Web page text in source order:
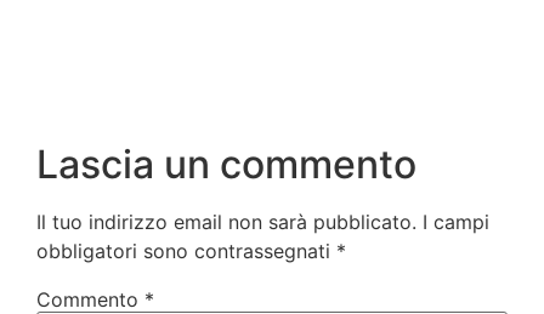
Lascia un commento
Il tuo indirizzo email non sarà pubblicato. I campi
obbligatori sono contrassegnati *
Commento *